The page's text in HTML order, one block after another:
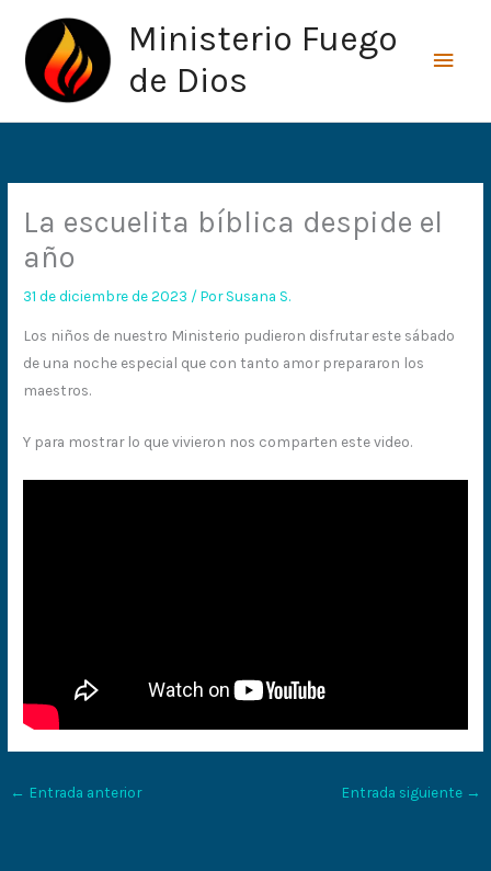
contenido
Ministerio Fuego
de Dios
La escuelita bíblica despide el
año
31 de diciembre de 2023 / PorSusana S.
Los niños de nuestro Ministerio pudieron disfrutar este sábado
de una noche especial que con tanto amor prepararon los
maestros.
Y para mostrar lo que vivieron nos comparten este video.
← Entrada anterior Entrada siguiente →